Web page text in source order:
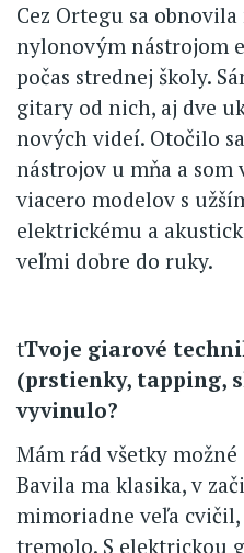
Cez Ortegu sa
nylonovým nástrojom
počas strednej školy.
gitary od nich, aj dve
nových videí. Otočilo
nástrojov u mňa a som
viacero modelov s
elektrickému a
veľmi dobre do ruky.
tTvoje giarové
(prstienky, tapping,
vyvinulo?
Mám rád všetky
Bavila ma klasika, v
mimoriadne veľa
tremolo. S elektrickou